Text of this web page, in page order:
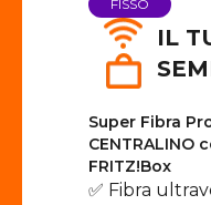
FISSO
IL
Super Fibra
CENTRALINO
FRITZ!Box
✅ Fibra